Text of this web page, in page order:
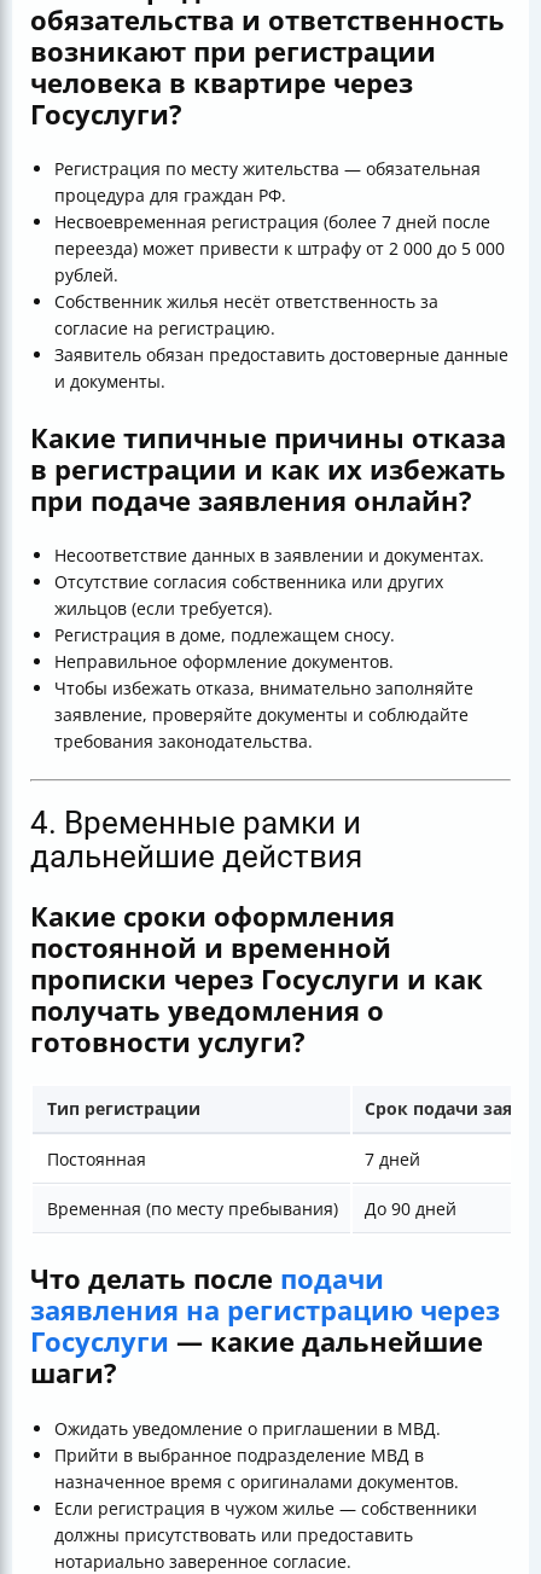
обязательства и ответственность
возникают при регистрации
человека в квартире через
Госуслуги?
Регистрация по месту жительства — обязательная
процедура для граждан РФ.
Несвоевременная регистрация (более 7 дней после
переезда) может привести к штрафу от 2 000 до 5 000
рублей.
Собственник жилья несёт ответственность за
согласие на регистрацию.
Заявитель обязан предоставить достоверные данные
и документы.
Какие типичные причины отказа
в регистрации и как их избежать
при подаче заявления онлайн?
Несоответствие данных в заявлении и документах.
Отсутствие согласия собственника или других
жильцов (если требуется).
Регистрация в доме, подлежащем сносу.
Неправильное оформление документов.
Чтобы избежать отказа, внимательно заполняйте
заявление, проверяйте документы и соблюдайте
требования законодательства.
4. Временные рамки и
дальнейшие действия
Какие сроки оформления
постоянной и временной
прописки через Госуслуги и как
получать уведомления о
готовности услуги?
Тип регистрации Срок подачи
Постоянная 7 дней
Временная (по месту пребывания) До 90 дней
Что делать после подачи
заявления на регистрацию через
Госуслуги — какие дальнейшие
шаги?
Ожидать уведомление о приглашении в МВД.
Прийти в выбранное подразделение МВД в
назначенное время с оригиналами документов.
Если регистрация в чужом жилье — собственники
должны присутствовать или предоставить
нотариально заверенное согласие.